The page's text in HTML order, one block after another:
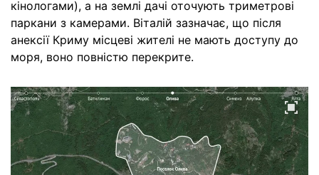
кінологами), а на землі дачі оточують триметрові
паркани з камерами. Віталій зазначає, що після
анексії Криму місцеві жителі не мають доступу до
моря, воно повністю перекрите.